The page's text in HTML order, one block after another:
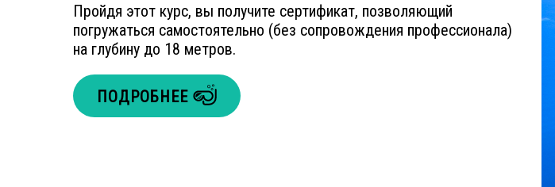
Пройдя этот курс, вы получите сертификат, позволяющий
погружаться самостоятельно (без сопровождения профессионала)
на глубину до 18 метров.
ПОДРОБНЕЕ